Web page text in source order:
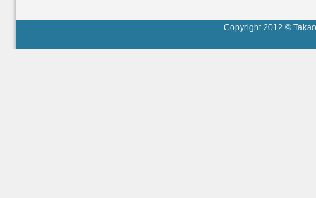
Copyright 2012 ©